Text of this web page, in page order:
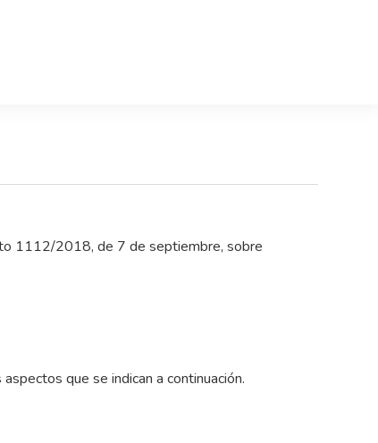
1112/2018, de 7 de septiembre, sobre
que se indican a continuación.